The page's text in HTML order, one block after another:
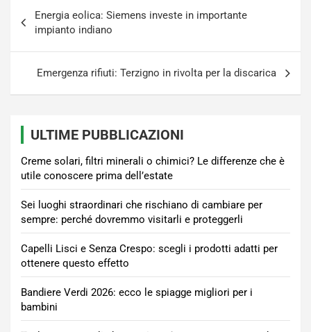
articoli
Energia eolica: Siemens investe in importante
impianto indiano
Emergenza rifiuti: Terzigno in rivolta per la discarica
ULTIME PUBBLICAZIONI
Creme solari, filtri minerali o chimici? Le differenze che è
utile conoscere prima dell’estate
Sei luoghi straordinari che rischiano di cambiare per
sempre: perché dovremmo visitarli e proteggerli
Capelli Lisci e Senza Crespo: scegli i prodotti adatti per
ottenere questo effetto
Bandiere Verdi 2026: ecco le spiagge migliori per i
bambini